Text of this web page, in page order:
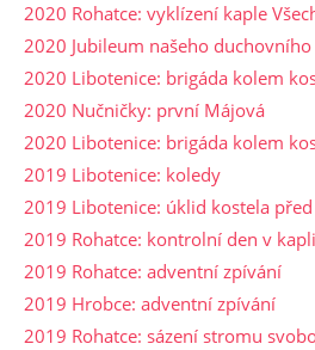
2020 Rohatce: vyklízení kaple
2020 Jubileum našeho
2020 Libotenice: brigáda kolem
2020 Nučničky: první Májová
2020 Libotenice: brigáda kolem
2019 Libotenice: koledy
2019 Libotenice: úklid kostela
2019 Rohatce: kontrolní den v
2019 Rohatce: adventní zpívání
2019 Hrobce: adventní zpívání
2019 Rohatce: sázení stromu